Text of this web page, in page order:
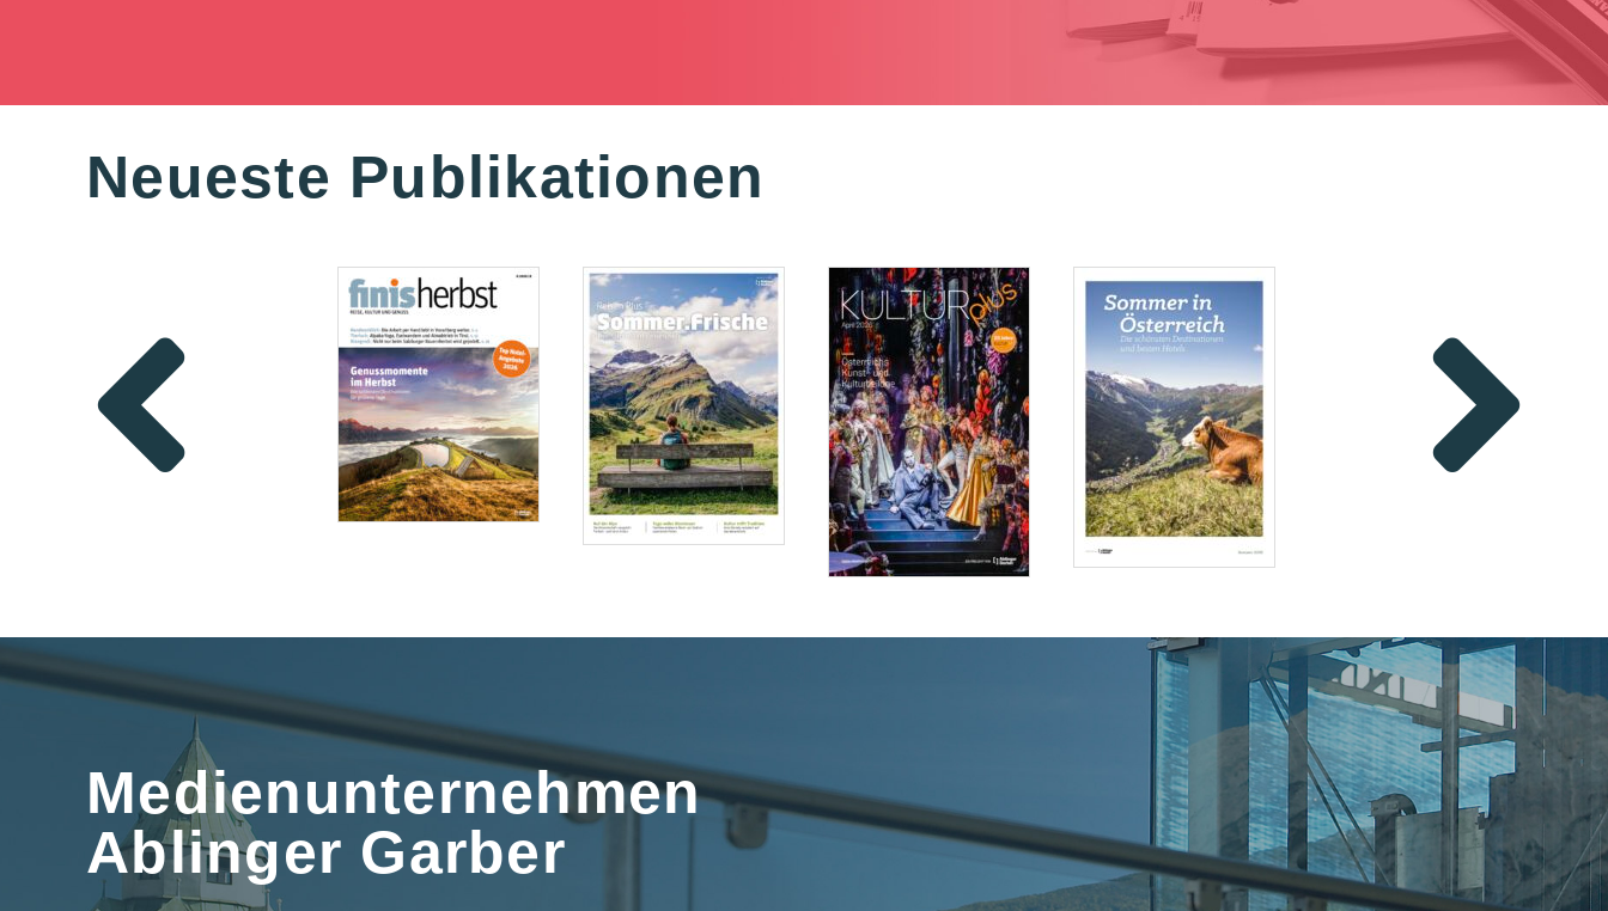
Neueste Publikationen
Medienunternehmen
Ablinger Garber